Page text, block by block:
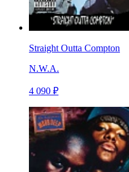
Straight Outta Compton
N.W.A.
4 090 ₽